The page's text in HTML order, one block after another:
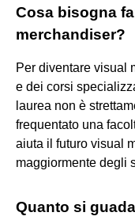
Cosa bisogna
merchandiser?
Per diventare visual
e dei corsi
laurea non è
frequentato una
aiuta il futuro visual
maggiormente degli
Quanto si